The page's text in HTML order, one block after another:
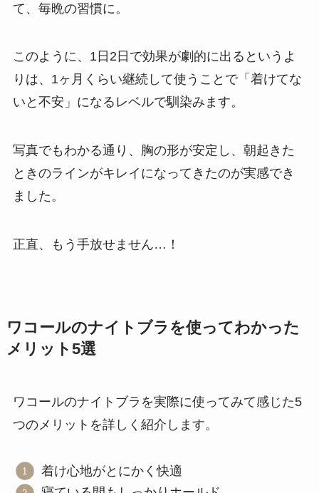
て、毎晩の習慣に。
このように、1日2日で効果が劇的に出るというよ
りは、1ヶ月くらい継続して使うことで「着けてな
いと不安」になるレベルで馴染みます。
写真でもわかる通り、胸の形が安定し、朝起きた
ときのラインがキレイになってきたのが実感でき
ました。
正直、もう手放せません…！
ワコールのナイトブラを使ってわかった
メリット5選
ワコールのナイトブラを実際に使ってみて感じた5
つのメリットを詳しく紹介します。
着け心地がとにかく快適